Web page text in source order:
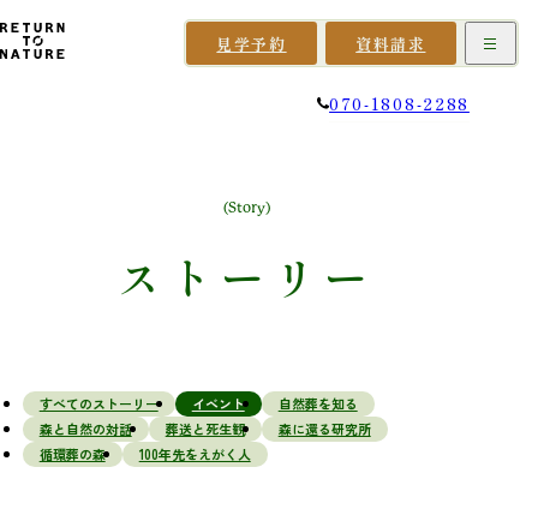
見学予約 資料請求
070-1808-2288
ス ト ー リ ー
(Story)
すべてのストーリー イベント
自然葬を知る
森と自然の対話
葬送と死生観
森に還る研究所
循環葬の森
100年先をえがく人